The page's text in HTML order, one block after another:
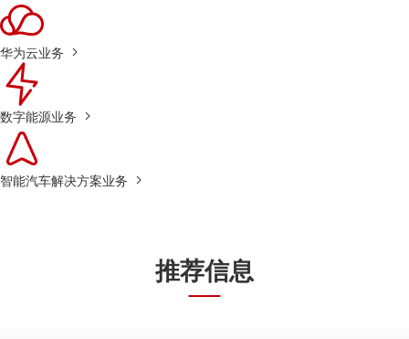
华为云业务
数字能源业务
智能汽车解决方案业务
推荐信息